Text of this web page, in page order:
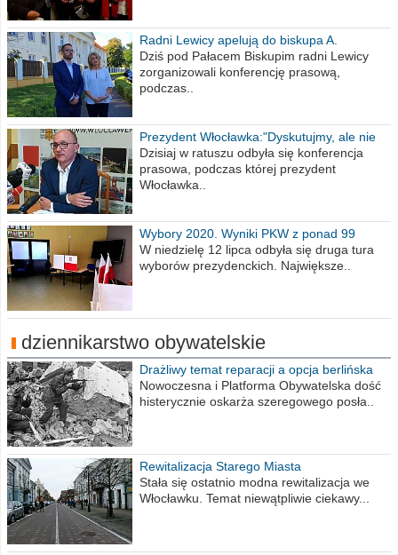
Radni Lewicy apelują do biskupa A.
Wiesława Meringa
Dziś pod Pałacem Biskupim radni Lewicy
zorganizowali konferencję prasową,
podczas..
Prezydent Włocławka:"Dyskutujmy, ale nie
obrażajmy się”
Dzisiaj w ratuszu odbyła się konferencja
prasowa, podczas której prezydent
Włocławka..
Wybory 2020. Wyniki PKW z ponad 99
procent obwodów
W niedzielę 12 lipca odbyła się druga tura
wyborów prezydenckich. Największe..
dziennikarstwo obywatelskie
Drażliwy temat reparacji a opcja berlińska
Nowoczesna i Platforma Obywatelska dość
histerycznie oskarża szeregowego posła..
Rewitalizacja Starego Miasta
Stała się ostatnio modna rewitalizacja we
Włocławku. Temat niewątpliwie ciekawy...